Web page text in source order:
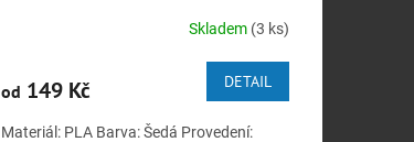
Skladem (3 ks)
od 149 Kč DETAIL
Materiál: PLA Barva: Šedá Provedení: